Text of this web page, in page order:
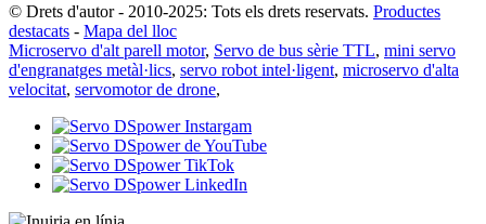
© Drets d'autor - 2010-2025: Tots els drets reservats. Productes
destacats - Mapa del lloc
Microservo d'alt parell motor, Servo de bus sèrie TTL, mini servo
d'engranatges metàl·lics, servo robot intel·ligent, microservo d'alta
velocitat, servomotor de drone,